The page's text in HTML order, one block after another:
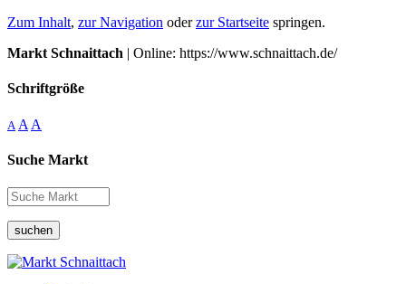
Zum Inhalt, zur Navigation oderzur Startseite springen.
Markt Schnaittach | Online: https://www.schnaittach.de/
Schriftgröße
A A A
Suche Markt
suchen